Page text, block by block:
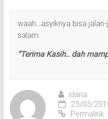
waah…asyiknya bisa jalan-
salam
“Terima Kasih.. dah
idana
23/03/
Permalink